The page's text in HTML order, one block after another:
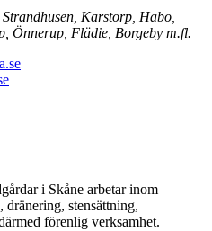
Karstorp, Habo,
Önnerup, Flädie, Borgeby m.fl.
i Skåne arbetar inom
dränering, stensättning,
förenlig verksamhet.